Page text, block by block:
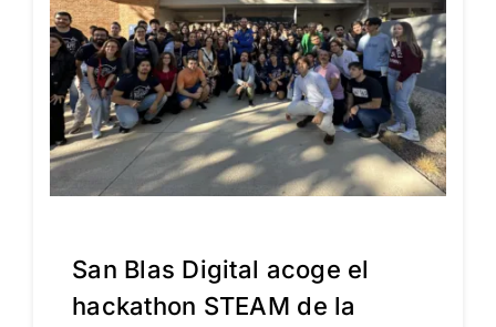
Mediateca
Contacto
San Blas Digital acoge el
hackathon STEAM de la